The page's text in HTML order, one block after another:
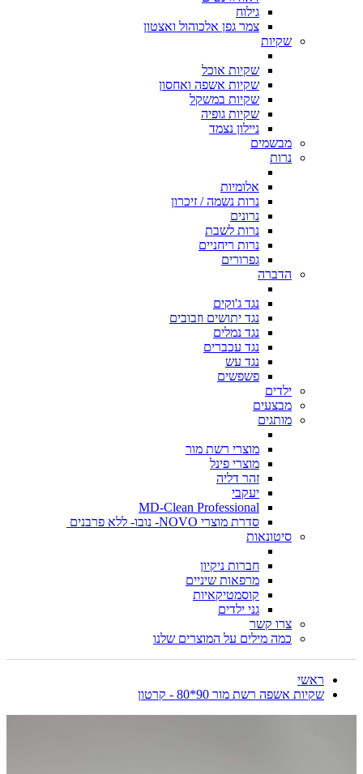
גילוח
צמר גפן אלכוהול ואצטון
שקיות
שקיות אוכל
שקיות אשפה ואחסון
שקיות במשקל
שקיות גופיה
ניילון נצמד
מבשמים
נרות
אלומיות
נרות נשמה / זיכרון
נרונים
נרות לשבת
נרות ריחניים
גפרורים
הדברה
נגד ג'וקים
נגד יתושים וזבובים
נגד נמלים
נגד עכברים
נגד עש
פשפשים
ילדים
מבצעים
מותגים
מוצרי רשת מור
מוצרי פינל
זהר דליה
יעקבי
MD-Clean Professional
סדרת מוצרי NOVO- נובו- ללא פרבנים
סיטונאות
חברות ניקיון
מרפאות שיניים
קוסמטיקאיות
גני ילדים
צרו קשר
כמה מילים על המוצרים שלנו
ראשי
שקיות אשפה רשת מור 90*80 - קרטון